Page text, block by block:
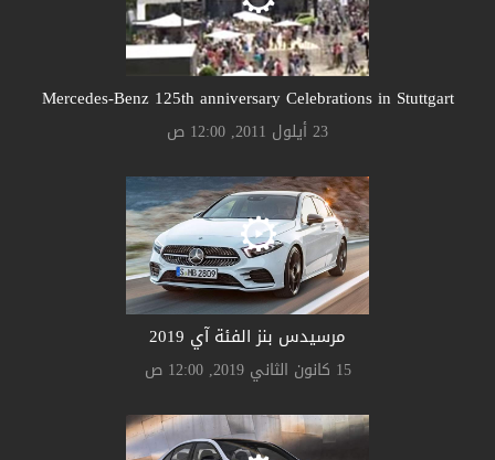
Mercedes-Benz 125th anniversary Celebrations in Stuttgart
23 أيلول 2011, 12:00 ص
مرسيدس بنز الفئة آي 2019
15 كانون الثاني 2019, 12:00 ص